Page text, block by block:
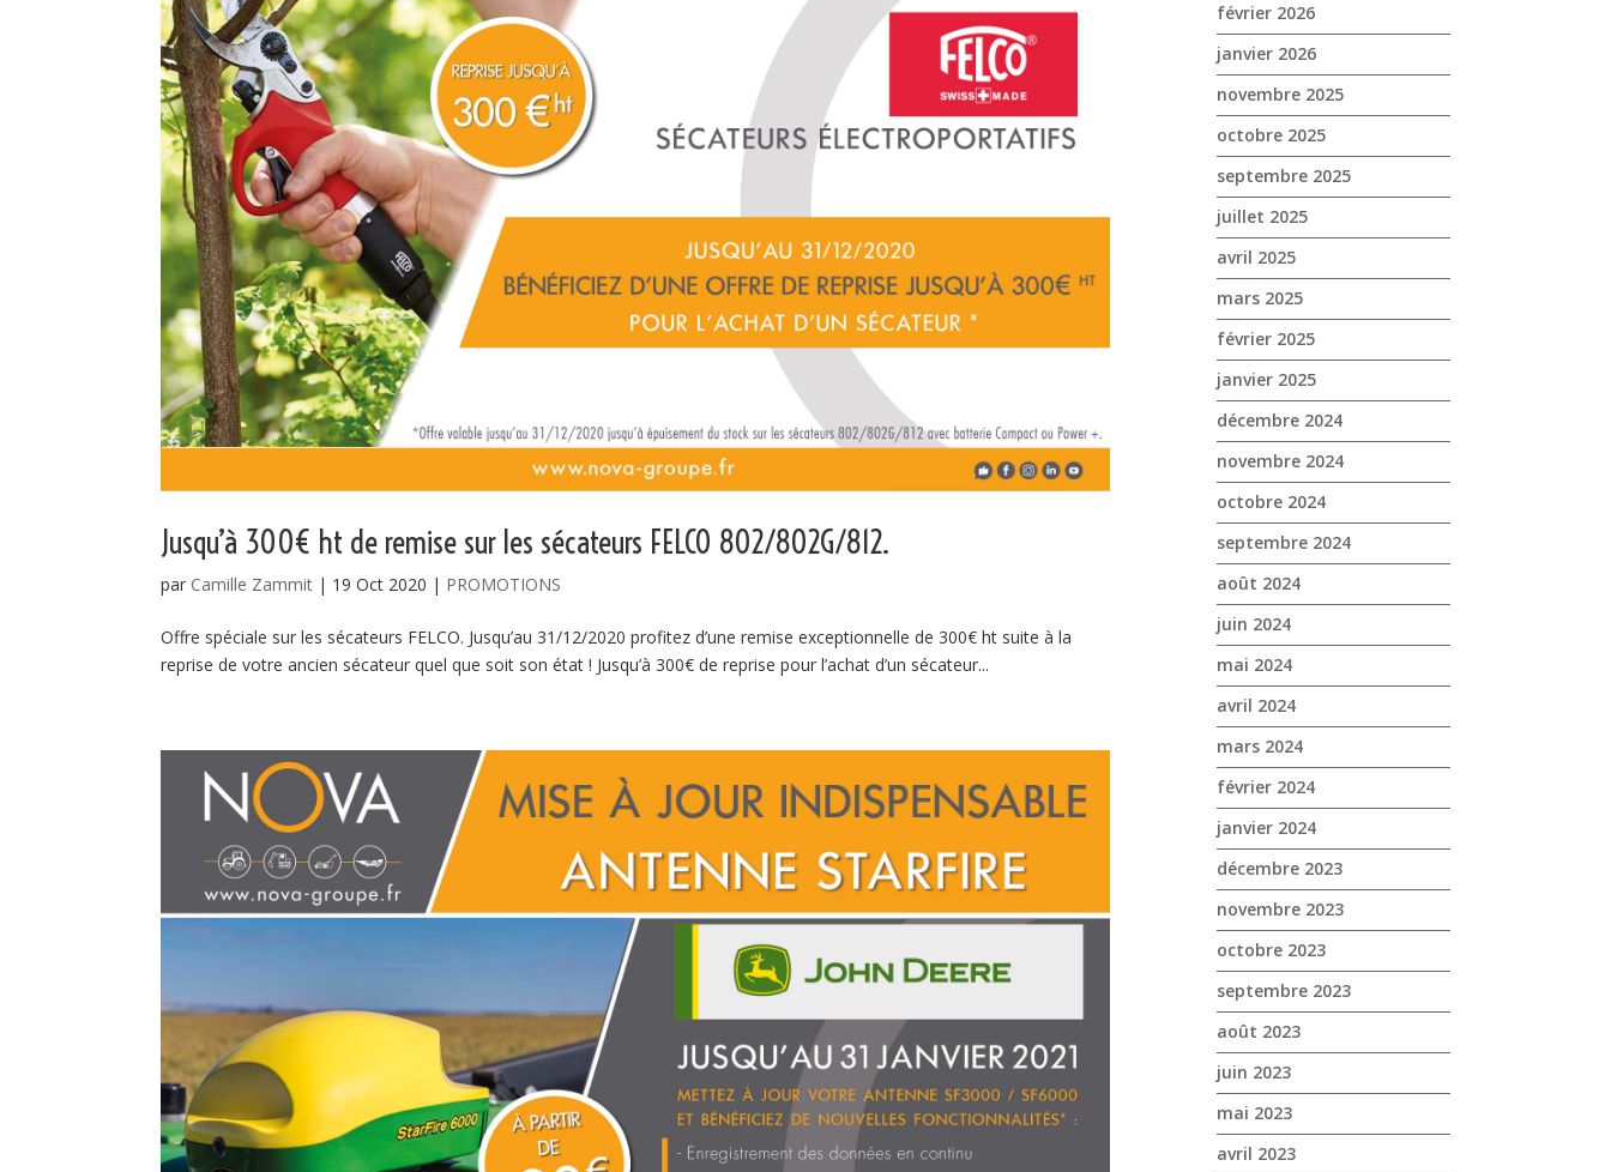
Jusqu’à 300€ ht de remise sur les sécateurs FELCO 802/802G/812.
par Camille Zammit | 19 Oct 2020 | PROMOTIONS
Offre spéciale sur les sécateurs FELCO. Jusqu’au 31/12/2020 profitez d’une remise exceptionnelle de 300€ ht suite à la
reprise de votre ancien sécateur quel que soit son état ! Jusqu’à 300€ de reprise pour l’achat d’un sécateur...
février 2026
janvier 2026
novembre 2025
octobre 2025
septembre 2025
juillet 2025
avril 2025
mars 2025
février 2025
janvier 2025
décembre 2024
novembre 2024
octobre 2024
septembre 2024
août 2024
juin 2024
mai 2024
avril 2024
mars 2024
février 2024
janvier 2024
décembre 2023
novembre 2023
octobre 2023
septembre 2023
août 2023
juin 2023
mai 2023
avril 2023